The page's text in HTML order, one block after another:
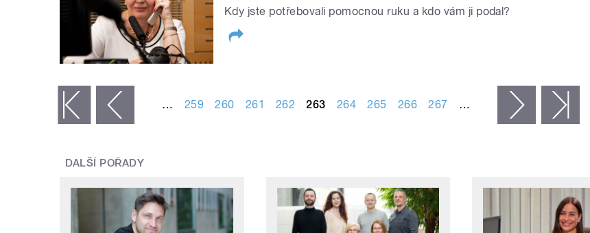
Kdy jste potřebovali pomocnou ruku a kdo vám ji podal?
‹ předchozí … 259 260 261 262 263 264 265 266 267 … následující ›
DALŠÍ POŘADY